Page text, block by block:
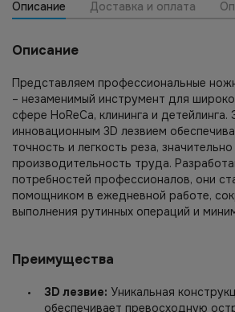
Описание Доставка и оплата
Описание
Представляем профессиональные
– незаменимый инструмент для
сфере HoReCa, клининга и
инновационным 3D лезвием
точность и легкость реза,
производительность труда.
потребностей профессионалов, они
помощником в ежедневной работе,
выполнения рутинных операций и
Преимущества
3D лезвие: Уникальная
обеспечивает превосходную